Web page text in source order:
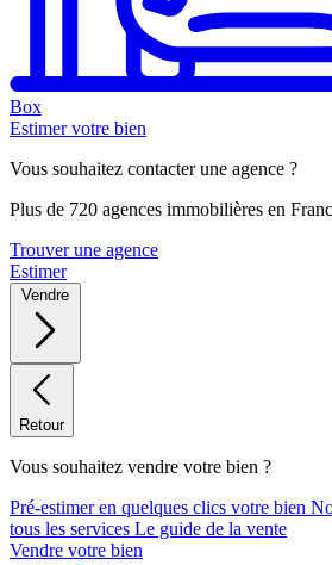
Box
Estimer votre bien
Vous souhaitez contacter une agence ?
Plus de 720 agences immobilières en
Trouver une agence
Estimer
Vendre
Retour
Vous souhaitez vendre votre bien ?
Pré-estimer en quelques clics votre bien
tous les services Le guide de la vente
Vendre votre bien